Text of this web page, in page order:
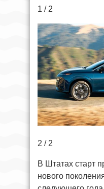
1 / 2
2 / 2
В Штатах старт
нового